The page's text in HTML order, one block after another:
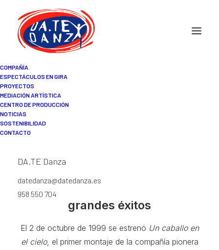
COMPAÑÍA
ESPECTÁCULOS EN GIRA
PROYECTOS
MEDIACIÓN ARTÍSTICA
CENTRO DE PRODUCCIÓN
NOTICIAS
SOSTENIBILIDAD
CONTACTO
DA.TE Danza
datedanza@datedanza.es
958 550 704
Bodas de plata con el
la efemérides con una
exposición, conferencias y
reposiciones de algunos de sus
grandes éxitos
El 2 de octubre de 1999 se estrenó Un caballo en
el cielo, el primer montaje de la compañía pionera